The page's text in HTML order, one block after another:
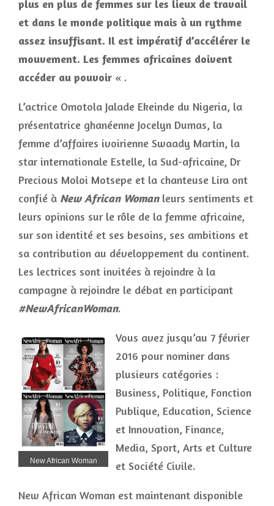
plus en plus de femmes sur les lieux de travail
et dans le monde politique mais à un rythme
assez insuffisant. Il est impératif d’accélérer le
mouvement. Les femmes africaines doivent
accéder au pouvoir « .
L’actrice Omotola Jalade Ekeinde du Nigeria, la
présentatrice ghanéenne Jocelyn Dumas, la
femme d’affaires ivoirienne Swaady Martin, la
star internationale Estelle, la Sud-africaine, Dr
Precious Moloi Motsepe et la chanteuse Lira ont
confié à New African Womanleurs sentiments et
leurs opinions sur le rôle de la femme africaine,
sur son identité et ses besoins, ses ambitions et
sa contribution au développement du continent.
Les lectrices sont invitées à rejoindre à la
campagne à rejoindre le débat en participant
#NewAfricanWoman.
New African Woman
Vous avez jusqu’au 7 février
2016 pour nominer dans
plusieurs catégories :
Business, Politique, Fonction
Publique, Education, Science
et Innovation, Finance,
Media, Sport, Arts et Culture
et Société Civile.
New African Woman est maintenant disponible